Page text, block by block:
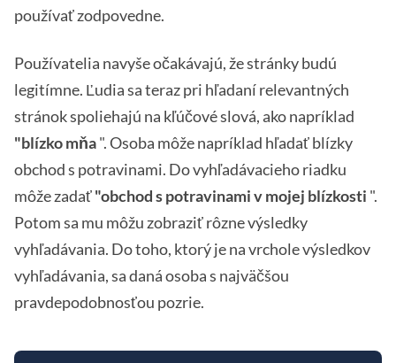
používať zodpovedne.
Používatelia navyše očakávajú, že stránky budú
legitímne. Ľudia sa teraz pri hľadaní relevantných
stránok spoliehajú na kľúčové slová, ako napríklad
"blízko mňa". Osoba môže napríklad hľadať blízky
obchod s potravinami. Do vyhľadávacieho riadku
môže zadať"obchod s potravinami v mojej blízkosti ".
Potom sa mu môžu zobraziť rôzne výsledky
vyhľadávania. Do toho, ktorý je na vrchole výsledkov
vyhľadávania, sa daná osoba s najväčšou
pravdepodobnosťou pozrie.